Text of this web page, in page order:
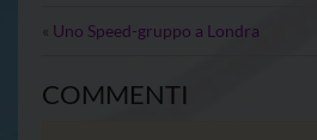
« Uno Speed-gruppo a Londra
COMMENTI